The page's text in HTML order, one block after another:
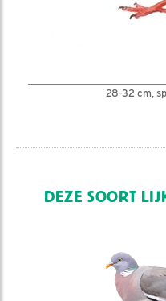
28-32 cm,
DEZE SOORT